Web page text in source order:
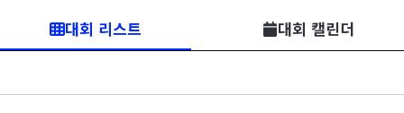
대회 리스트 대회 캘린더